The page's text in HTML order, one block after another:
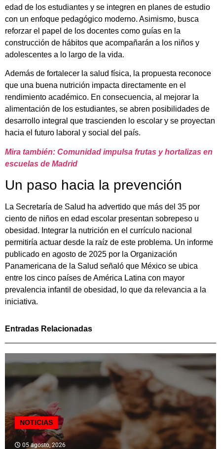
edad de los estudiantes y se integren en planes de estudio
con un enfoque pedagógico moderno. Asimismo, busca
reforzar el papel de los docentes como guías en la
construcción de hábitos que acompañarán a los niños y
adolescentes a lo largo de la vida.
Además de fortalecer la salud física, la propuesta reconoce
que una buena nutrición impacta directamente en el
rendimiento académico. En consecuencia, al mejorar la
alimentación de los estudiantes, se abren posibilidades de
desarrollo integral que trascienden lo escolar y se proyectan
hacia el futuro laboral y social del país.
Mira también: Comunidad impulsa frutas y hortalizas en
escuelas de Madrid
Un paso hacia la prevención
La Secretaría de Salud ha advertido que más del 35 por
ciento de niños en edad escolar presentan sobrepeso u
obesidad. Integrar la nutrición en el currículo nacional
permitiría actuar desde la raíz de este problema. Un informe
publicado en agosto de 2025 por la Organización
Panamericana de la Salud señaló que México se ubica
entre los cinco países de América Latina con mayor
prevalencia infantil de obesidad, lo que da relevancia a la
iniciativa.
Entradas Relacionadas
NOTICIAS
05 agosto, 2026